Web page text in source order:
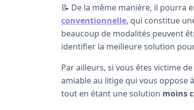
📝 De la même manière, il pourra
conventionnelle, qui constitue
beaucoup de modalités peuvent
identifier la meilleure solution
Par ailleurs, si vous êtes victime de
amiable au litige qui vous oppose
tout en étant une solution moins